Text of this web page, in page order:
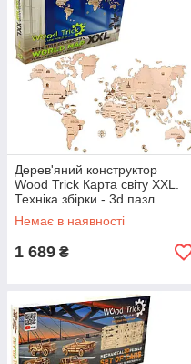
Дерев'яний конструктор
Wood Trick Карта світу XXL.
Техніка збірки - 3d пазл
Немає в наявності
1 689 ₴